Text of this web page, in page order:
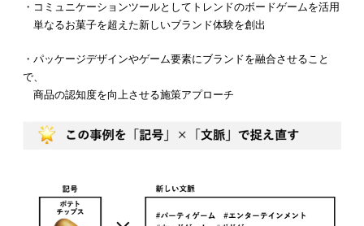
・コミュニケーションツールとしてトレンドのボードゲームを活用
単なるお菓子を超えた新しいブランド体験を創出
・パッケージデザインやゲーム要素にブランドを融合させること
で、
商品の認知度を向上させる施策アプローチ